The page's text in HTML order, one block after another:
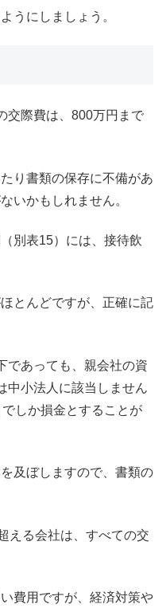
うにしましょう。
交際費は、800万円まで
り書類の保存に不備があ
いかもしれません。
別表15）には、接待飲
とんどですが、正確に記
であっても、親会社の資
中小法人に該当しません
しか損金とすることが
及ぼしますので、書類の
える会社は、すべての交
費用ですが、経済対策や